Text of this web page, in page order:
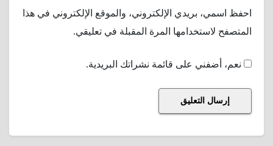
احفظ اسمي، بريدي الإلكتروني، والموقع الإلكتروني في هذا
المتصفح لاستخدامها المرة المقبلة في تعليقي.
نعم، أضفني على قائمة نشراتك البريدية.